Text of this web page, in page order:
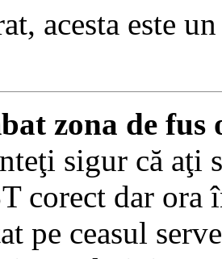
acesta este
zona de
sigur că aţi
corect dar ora
pe ceasul